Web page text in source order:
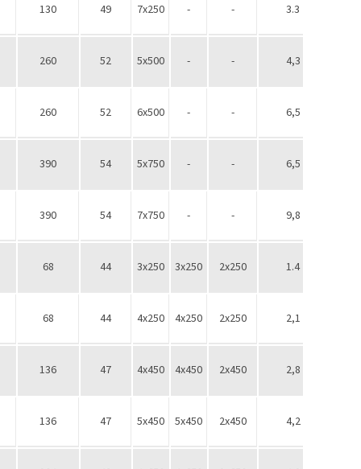
130 49 7х250 - - 3.3
260 52 5х500 - - 4,3
260 52 6х500 - - 6,5
390 54 5х750 - - 6,5
390 54 7х750 - - 9,8
68 44 3х250 3х250 2х250 1.4
68 44 4х250 4х250 2х250 2,1
136 47 4х450 4х450 2х450 2,8
136 47 5х450 5х450 2х450 4,2